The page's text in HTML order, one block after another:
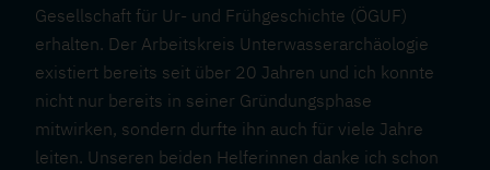
Gesellschaft für Ur- und Frühgeschichte (ÖGUF)
erhalten. Der Arbeitskreis Unterwasserarchäologie
existiert bereits seit über 20 Jahren und ich konnte
nicht nur bereits in seiner Gründungsphase
mitwirken, sondern durfte ihn auch für viele Jahre
leiten. Unseren beiden Helferinnen danke ich schon